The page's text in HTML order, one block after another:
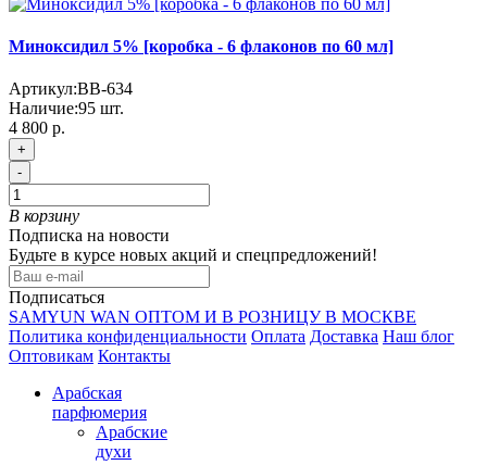
Миноксидил 5% [коробка - 6 флаконов по 60 мл]
Артикул:BB-634
Наличие:95 шт.
4 800 р.
+
-
В корзину
Подписка на новости
Будьте в курсе новых акций и спецпредложений!
Подписаться
SAMYUN WAN ОПТОМ И В РОЗНИЦУ В МОСКВЕ
Политика конфиденциальности Оплата Доставка Наш блог
Оптовикам Контакты
Арабская
парфюмерия
Арабские
духи